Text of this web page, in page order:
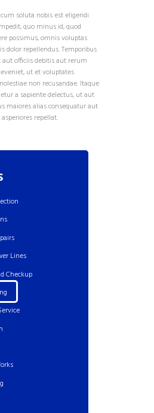
soluta nobis est eligendi
quo minus id, quod
possimus, omnis voluptas
dolor repellendus. Temporibus
officiis debitis aut rerum
ut et voluptates
non recusandae. Itaque
a sapiente delectus, ut aut
maiores alias consequatur aut
repellat.
Lines
Checkup